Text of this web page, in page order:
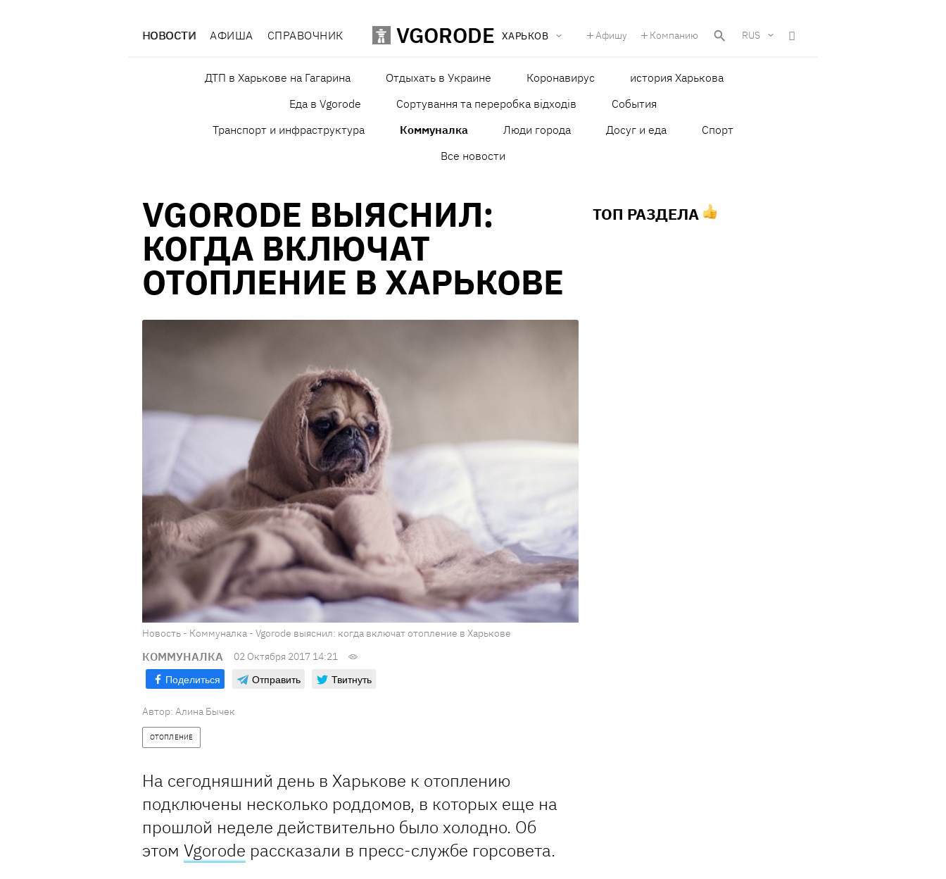
НОВОСТИ АФИША СПРАВОЧНИК VGORODE ХАРЬКОВ Афишу Компанию RUS
ДТП в Харькове на Гагарина Отдыхать в Украине Коронавирус
история Харькова
Еда в Vgorode
Сортування та переробка відходів
События
Транспорт и инфраструктура
Коммуналка Люди города Досуг и еда
Спорт
Все новости
VGORODE ВЫЯСНИЛ:
КОГДА ВКЛЮЧАТ
ОТОПЛЕНИЕ В ХАРЬКОВЕ
Новость - Коммуналка - Vgorode выяснил: когда включат отопление в Харькове
КОММУНАЛКА 02 Октября 2017 14:21
Поделиться Отправить Твитнуть
Автор: Алина Бычек
ОТОПЛЕНИЕ
На сегодняшний день в Харькове к отоплению
подключены несколько роддомов, в которых еще на
прошлой неделе действительно было холодно. Об
этом Vgorode рассказали в пресс-службе горсовета.
ТОП РАЗДЕЛА